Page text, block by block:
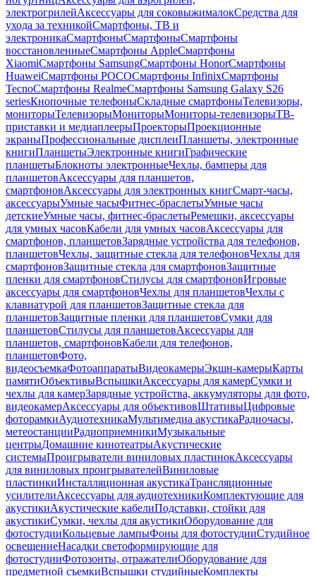
электрогрилейАксессуары для соковыжималокСредства для
ухода за техникойСмартфоны, ТВ и
электроникаСмартфоныСмартфоныСмартфоны
восстановленныеСмартфоны AppleСмартфоны
XiaomiСмартфоны SamsungСмартфоны HonorСмартфоны
HuaweiСмартфоны POCOСмартфоны InfinixСмартфоны
TecnoСмартфоны RealmeСмартфоны Samsung Galaxy S26
seriesКнопочные телефоныСкладные смартфоныТелевизоры,
мониторыТелевизорыМониторыМониторы-телевизорыТВ-
приставки и медиаплеерыПроекторыПроекционные
экраныПрофессиональные дисплеиПланшеты, электронные
книгиПланшетыЭлектронные книгиГрафические
планшетыБлокноты электронныеЧехлы, бамперы для
планшетовАксессуары для планшетов,
смартфоновАксессуары для электронных книгСмарт-часы,
аксессуарыУмные часыФитнес-браслетыУмные часы
детскиеУмные часы, фитнес-браслетыРемешки, аксессуары
для умных часовКабели для умных часовАксессуары для
смартфонов, планшетовЗарядные устройства для телефонов,
планшетовЧехлы, защитные стекла для телефоновЧехлы для
смартфоновЗащитные стекла для смартфоновЗащитные
пленки для смартфоновСтилусы для смартфоновИгровые
аксессуары для смартфоновЧехлы для планшетовЧехлы с
клавиатурой для планшетовЗащитные стекла для
планшетовЗащитные пленки для планшетовСумки для
планшетовСтилусы для планшетовАксессуары для
планшетов, смартфоновКабели для телефонов,
планшетовФото,
видеосъемкаФотоаппаратыВидеокамерыЭкшн-камерыКарты
памятиОбъективыВспышкиАксессуары для камерСумки и
чехлы для камерЗарядные устройства, аккумуляторы для фото,
видеокамерАксессуары для объективовШтативыЦифровые
фоторамкиАудиотехникаМультимедиа акустикаРадиочасы,
метеостанцииРадиоприемникиМузыкальные
центрыДомашние кинотеатрыАкустические
системыПроигрыватели виниловых пластинокАксессуары
для виниловых проигрывателейВиниловые
пластинкиИнсталляционная акустикаТрансляционные
усилителиАксессуары для аудиотехникиКомплектующие для
акустикиАкустические кабелиПодставки, стойки для
акустикиСумки, чехлы для акустикиОборудование для
фотостудииКольцевые лампыФоны для фотостудииСтудийное
освещениеНасадки светоформирующие для
фотостудииФотозонты, отражателиОборудование для
предметной съемкиВспышки студийныеКомплекты